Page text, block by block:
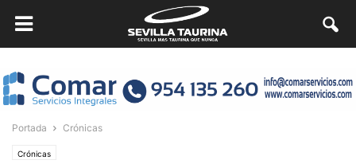
Portada Crónicas
Crónicas